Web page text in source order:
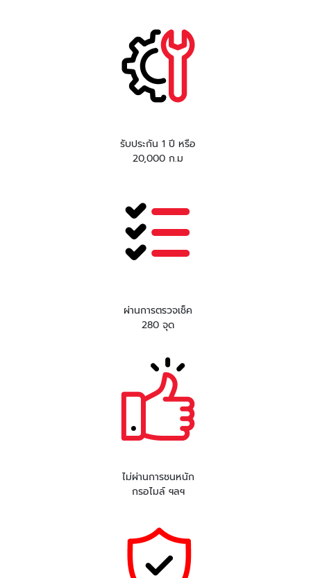
รับประกัน 1 ปี หรือ
20,000 ก.ม
ผ่านการตรวจเช็ค
280 จุด
ไม่ผ่านการชนหนัก
กรอไมล์ ฯลฯ